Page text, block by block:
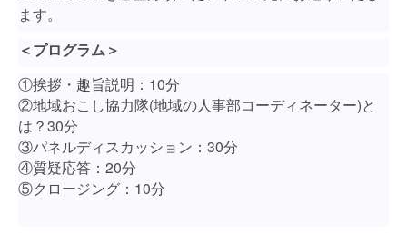
ます。
＜プログラム＞
①挨拶・趣旨説明：10分
②地域おこし協力隊(地域の人事部コーディネーター)と
は？30分
③パネルディスカッション：30分
④質疑応答：20分
⑤クロージング：10分